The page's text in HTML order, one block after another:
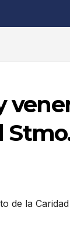
de la Caridad